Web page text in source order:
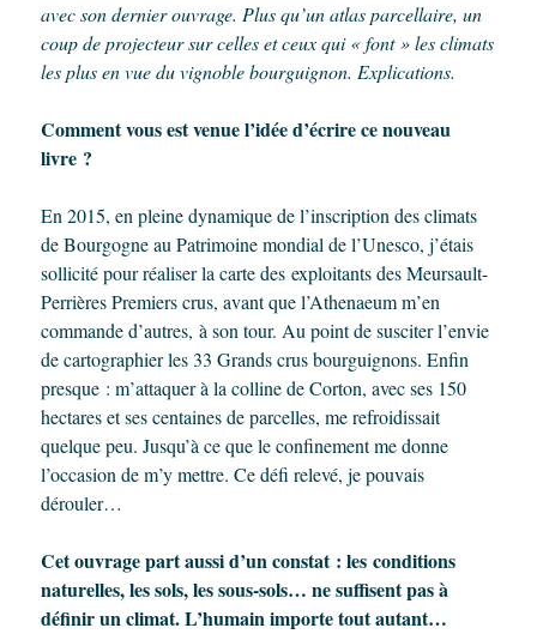
avec son dernier ouvrage. Plus qu’un atlas parcellaire, un
coup de projecteur sur celles et ceux qui « font » les climats
les plus en vue du vignoble bourguignon. Explications.
Comment vous est venue l’idée d’écrire ce nouveau
livre ?
En 2015, en pleine dynamique de l’inscription des climats
de Bourgogne au Patrimoine mondial de l’Unesco, j’étais
sollicité pour réaliser la carte des exploitants des Meursault-
Perrières Premiers crus, avant que l’Athenaeum m’en
commande d’autres, à son tour. Au point de susciter l’envie
de cartographier les 33 Grands crus bourguignons. Enfin
presque : m’attaquer à la colline de Corton, avec ses 150
hectares et ses centaines de parcelles, me refroidissait
quelque peu. Jusqu’à ce que le confinement me donne
l’occasion de m’y mettre. Ce défi relevé, je pouvais
dérouler…
Cet ouvrage part aussi d’un constat : les conditions
naturelles, les sols, les sous-sols… ne suffisent pas à
définir un climat. L’humain importe tout autant…